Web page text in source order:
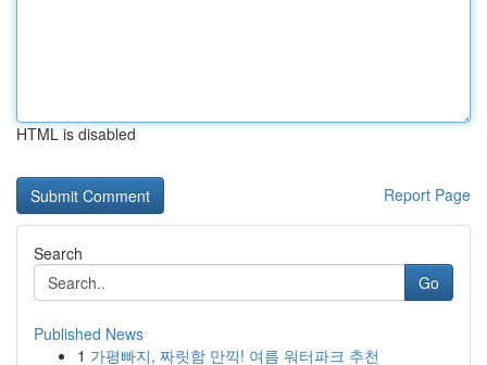
HTML is disabled
Report Page
Search
Go
Published News
1 가평빠지, 짜릿함 만끽! 여름 워터파크 추천